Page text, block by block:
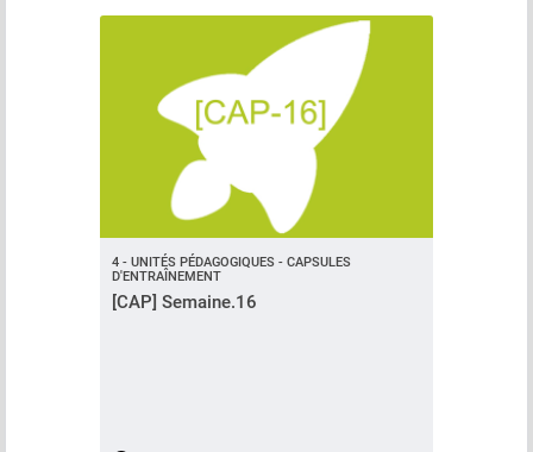
4 - UNITÉS PÉDAGOGIQUES - CAPSULES
D'ENTRAÎNEMENT
[CAP] Semaine.16